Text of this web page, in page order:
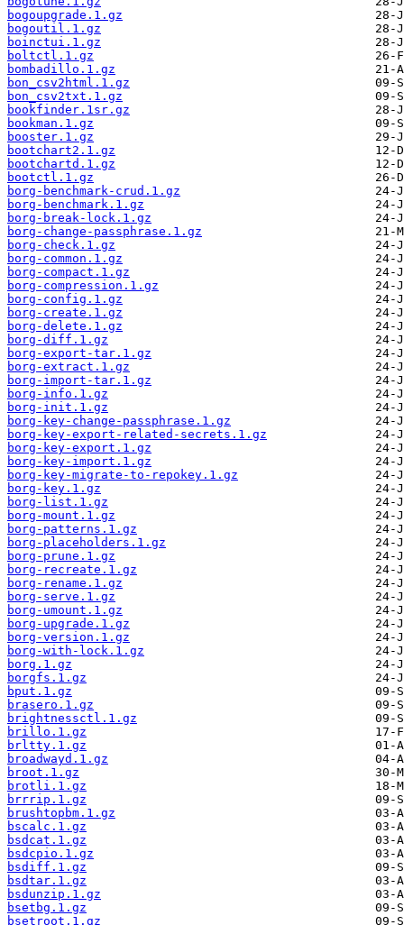
bogoupgrade.1.gz
bogoutil.1.gz
boinctui.1.gz
boltctl.1.gz
bombadillo.1.gz
bon_csv2html.1.gz
bon_csv2txt.1.gz
bookfinder.1sr.gz
bookman.1.gz
booster.1.gz
bootchart2.1.gz
bootchartd.1.gz
bootctl.1.gz
borg-benchmark-crud.1.gz
borg-benchmark.1.gz
borg-break-lock.1.gz
borg-change-passphrase.1.gz
borg-check.1.gz
borg-common.1.gz
borg-compact.1.gz
borg-compression.1.gz
borg-config.1.gz
borg-create.1.gz
borg-delete.1.gz
borg-diff.1.gz
borg-export-tar.1.gz
borg-extract.1.gz
borg-import-tar.1.gz
borg-info.1.gz
borg-init.1.gz
borg-key-change-passphrase.1.gz
borg-key-export-related-secrets.1.gz
borg-key-export.1.gz
borg-key-import.1.gz
borg-key-migrate-to-repokey.1.gz
borg-key.1.gz
borg-list.1.gz
borg-mount.1.gz
borg-patterns.1.gz
borg-placeholders.1.gz
borg-prune.1.gz
borg-recreate.1.gz
borg-rename.1.gz
borg-serve.1.gz
borg-umount.1.gz
borg-upgrade.1.gz
borg-version.1.gz
borg-with-lock.1.gz
borg.1.gz
borgfs.1.gz
bput.1.gz
brasero.1.gz
brightnessctl.1.gz
brillo.1.gz
brltty.1.gz
broadwayd.1.gz
broot.1.gz
brotli.1.gz
brrrip.1.gz
brushtopbm.1.gz
bscalc.1.gz
bsdcat.1.gz
bsdcpio.1.gz
bsdiff.1.gz
bsdtar.1.gz
bsdunzip.1.gz
bsetbg.1.gz
bsetroot.1.gz